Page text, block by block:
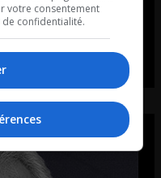
votre consentement
confidentialité.